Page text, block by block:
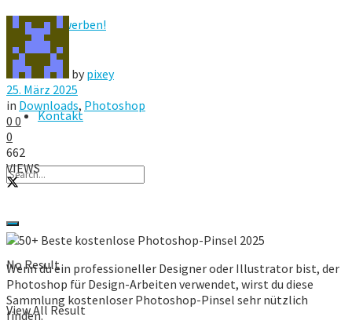
Hier werben!
FAQ
Kontakt
No Result
View All Result
by pixey
25. März 2025
in Downloads, Photoshop
0 0
0
662
VIEWS
Wenn du ein professioneller Designer oder Illustrator bist, der
Photoshop für Design-Arbeiten verwendet, wirst du diese
Sammlung kostenloser Photoshop-Pinsel sehr nützlich
finden.